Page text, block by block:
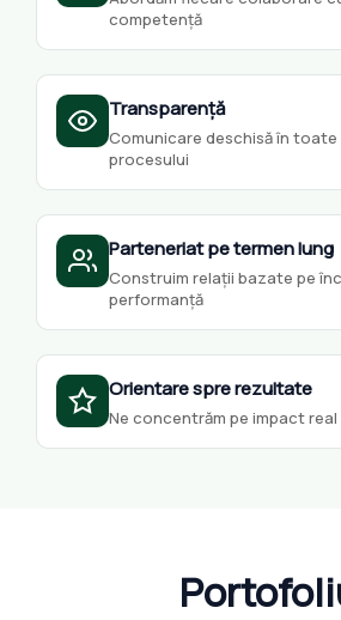
competență
Transparență
Comunicare deschisă în
procesului
Parteneriat pe termen lung
Construim relații bazate pe
performanță
Orientare spre rezultate
Ne concentrăm pe impact real